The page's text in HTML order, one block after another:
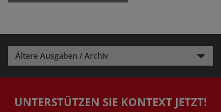
Ältere Ausgaben / Archiv
UNTERSTÜTZEN SIE KONTEXT JETZT!